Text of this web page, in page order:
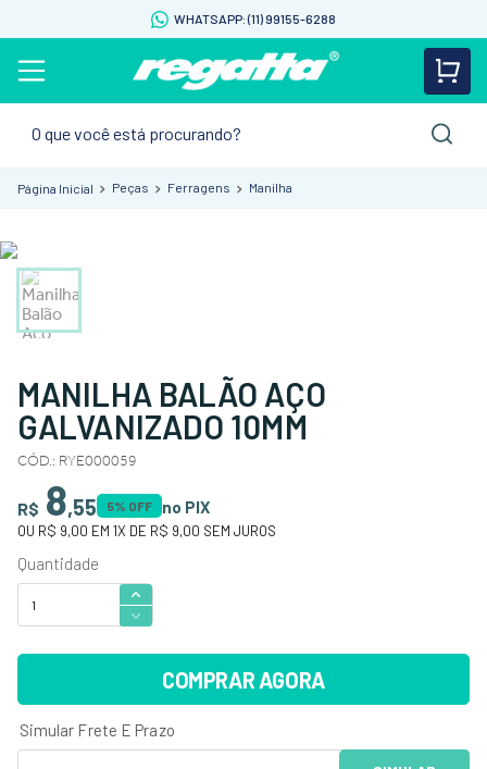
WHATSAPP: (11) 99155-6288
Peças Ferragens Manilha
MANILHA BALÃO AÇO
GALVANIZADO 10MM
CÓD.: RYE000059
R$ 8,55 5% OFF no PIX
OU R$ 9,00 EM 1X DE R$ 9,00 SEM JUROS
COMPRAR AGORA